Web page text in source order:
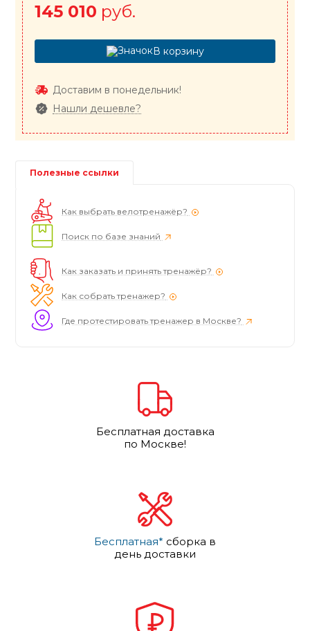
145 010 руб.
В корзину
Доставим в понедельник!
Нашли дешевле?
Полезные ссылки
Как выбрать велотренажёр?
Поиск по базе знаний
Как заказать и принять тренажёр?
Как собрать тренажер?
Где протестировать тренажер в Москве?
Бесплатная доставка
по Москве!
Бесплатная* сборка в
день доставки